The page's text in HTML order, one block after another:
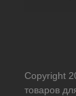
Copyright
товаров